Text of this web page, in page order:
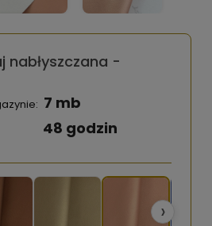
nabłyszczana -
7 mb
48 godzin
›